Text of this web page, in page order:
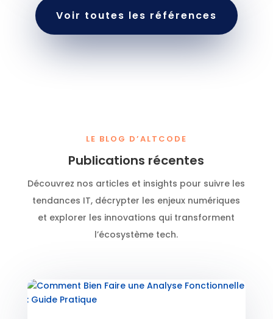
Voir toutes les références
LE BLOG D’ALTCODE
Publications récentes
Découvrez nos articles et insights pour suivre les
tendances IT, décrypter les enjeux numériques
et explorer les innovations qui transforment
l’écosystème tech.